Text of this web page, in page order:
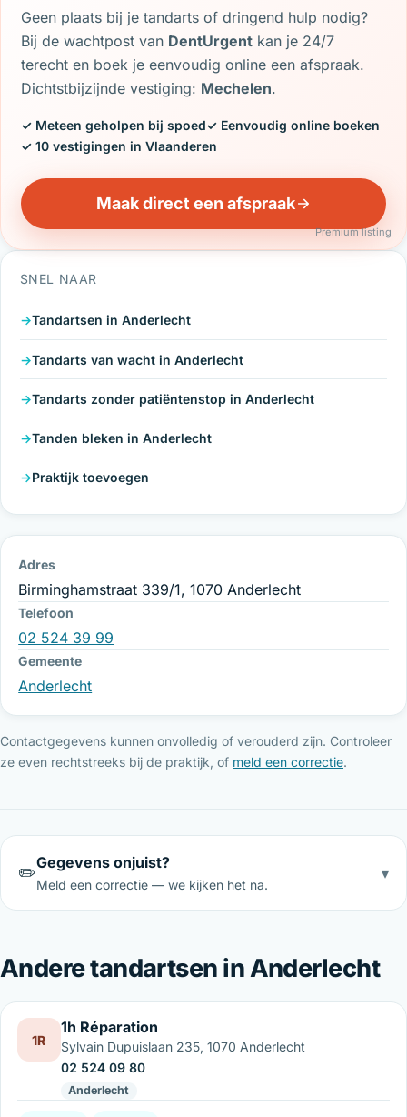
Geen plaats bij je tandarts of dringend hulp nodig?
Bij de wachtpost van DentUrgent kan je 24/7
terecht en boek je eenvoudig online een afspraak.
Dichtstbijzijnde vestiging: Mechelen.
✓ Meteen geholpen bij spoed✓ Eenvoudig online boeken
✓ 10 vestigingen in Vlaanderen
Maak direct een afspraak
Premium listing
SNEL NAAR
Tandartsen in Anderlecht
Tandarts van wacht in Anderlecht
Tandarts zonder patiëntenstop in Anderlecht
Tanden bleken in Anderlecht
Praktijk toevoegen
Adres
Birminghamstraat 339/1, 1070 Anderlecht
Telefoon
02 524 39 99
Gemeente
Anderlecht
Contactgegevens kunnen onvolledig of verouderd zijn. Controleer
ze even rechtstreeks bij de praktijk, of meld een correctie.
✏️Gegevens onjuist?
Meld een correctie — we kijken het na.
▾
Andere tandartsen in Anderlecht
1R
1h Réparation
Sylvain Dupuislaan 235, 1070 Anderlecht
02 524 09 80
Anderlecht